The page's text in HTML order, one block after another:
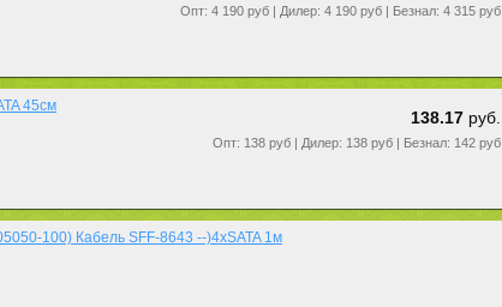
Опт: 4 190 руб | Дилер: 4 190 руб | Безнал: 4 315 руб
45см
138.17 руб.
Опт: 138 руб | Дилер: 138 руб | Безнал: 142 руб
100) Кабель SFF-8643 --)4xSATA 1м